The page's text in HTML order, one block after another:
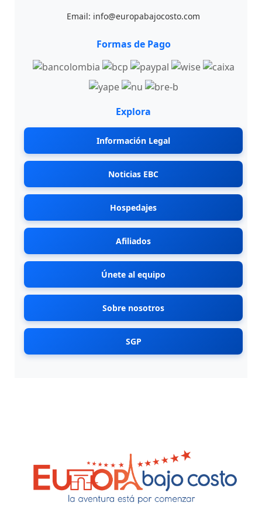
Email: info@europabajocosto.com
Formas de Pago
Explora
Información Legal
Noticias EBC
Hospedajes
Afiliados
Únete al equipo
Sobre nosotros
SGP